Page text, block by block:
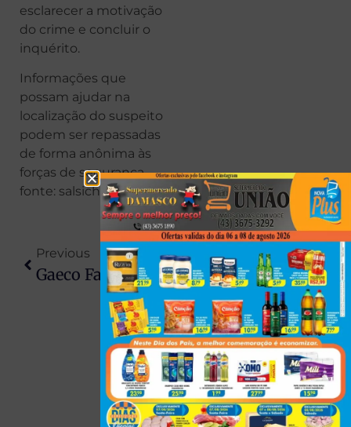
esclarecer a motivação
do crime e concluir o
inquérito.
Informações que
possam ajudar na
localização do suspeito
podem ser repassadas
de forma anônima às
forças de segurança.
fonte: salsicha Maringá
Previous
Gaeco Faz Megaoperação Contra Facção Criminosa E Cumpre 559 Mandados No Paraná E Em Outros Três Estados
Next
Paraná Entra Em Alerta Para Geadas Antes Da Chegada Do Inverno; Frio Intenso Atinge Várias Regiões